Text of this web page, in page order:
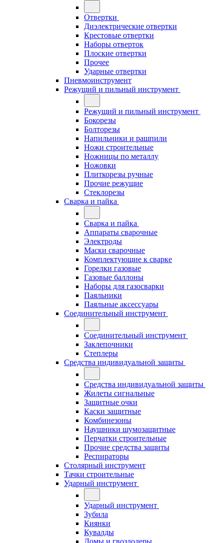
Отвертки
Диэлектрические отвертки
Крестовые отвертки
Наборы отверток
Плоские отвертки
Прочее
Ударные отвертки
Пневмоинструмент
Режущий и пильный инструмент
Режущий и пильный инструмент
Бокорезы
Болторезы
Напильники и рашпили
Ножи строительные
Ножницы по металлу
Ножовки
Плиткорезы ручные
Прочие режущие
Стеклорезы
Сварка и пайка
Сварка и пайка
Аппараты сварочные
Электроды
Маски сварочные
Комплектующие к сварке
Горелки газовые
Газовые баллоны
Наборы для газосварки
Паяльники
Паяльные аксессуары
Соединительный инструмент
Соединительный инструмент
Заклепочники
Степлеры
Средства индивидуальной защиты
Средства индивидуальной защиты
Жилеты сигнальные
Защитные очки
Каски защитные
Комбинезоны
Наушники шумозащитные
Перчатки строительные
Прочие средства защиты
Респираторы
Столярный инструмент
Тачки строительные
Ударный инструмент
Ударный инструмент
Зубила
Киянки
Кувалды
Ломы и гвоздодеры